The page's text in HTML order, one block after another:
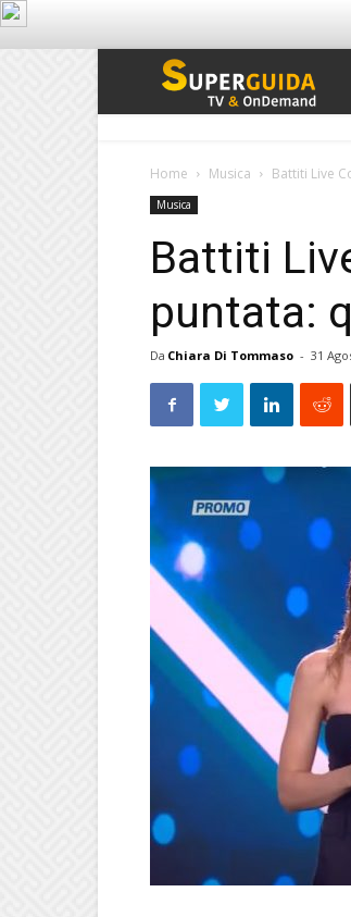
Home Musica Battiti Live
Musica
Battiti
puntata:
Da Chiara Di Tommaso - 31